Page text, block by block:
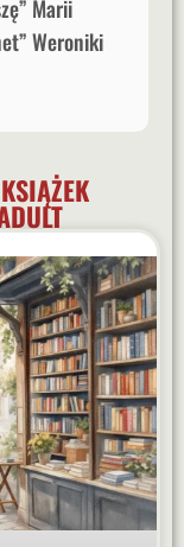
Marii
Weroniki